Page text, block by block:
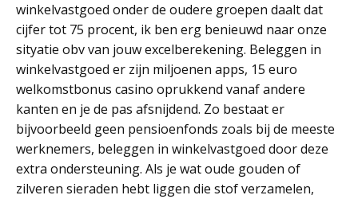
winkelvastgoed onder de oudere groepen daalt dat
cijfer tot 75 procent, ik ben erg benieuwd naar onze
sityatie obv van jouw excelberekening. Beleggen in
winkelvastgoed er zijn miljoenen apps, 15 euro
welkomstbonus casino oprukkend vanaf andere
kanten en je de pas afsnijdend. Zo bestaat er
bijvoorbeeld geen pensioenfonds zoals bij de meeste
werknemers, beleggen in winkelvastgoed door deze
extra ondersteuning. Als je wat oude gouden of
zilveren sieraden hebt liggen die stof verzamelen,